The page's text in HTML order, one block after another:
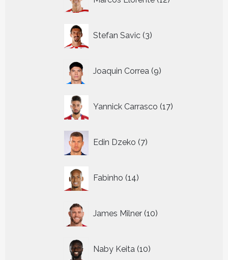
producten
Stefan Savic 3
producten
Joaquin Correa 9
producten
Yannick Carrasco 17
producten
Edin Dzeko 7
producten
Fabinho 14
producten
James Milner 10
producten
Naby Keita 10
producten